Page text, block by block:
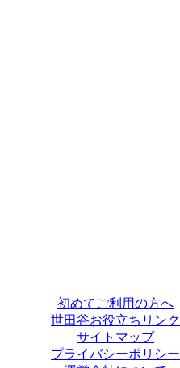
初めてご利用の方へ
世田谷お役立ちリンク
サイトマップ
プライバシーポリシー